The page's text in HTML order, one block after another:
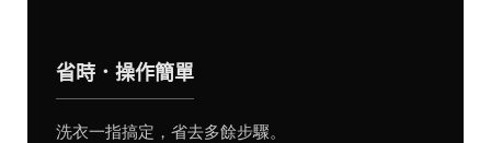
省時．操作簡單
洗衣一指搞定，省去多餘步驟。